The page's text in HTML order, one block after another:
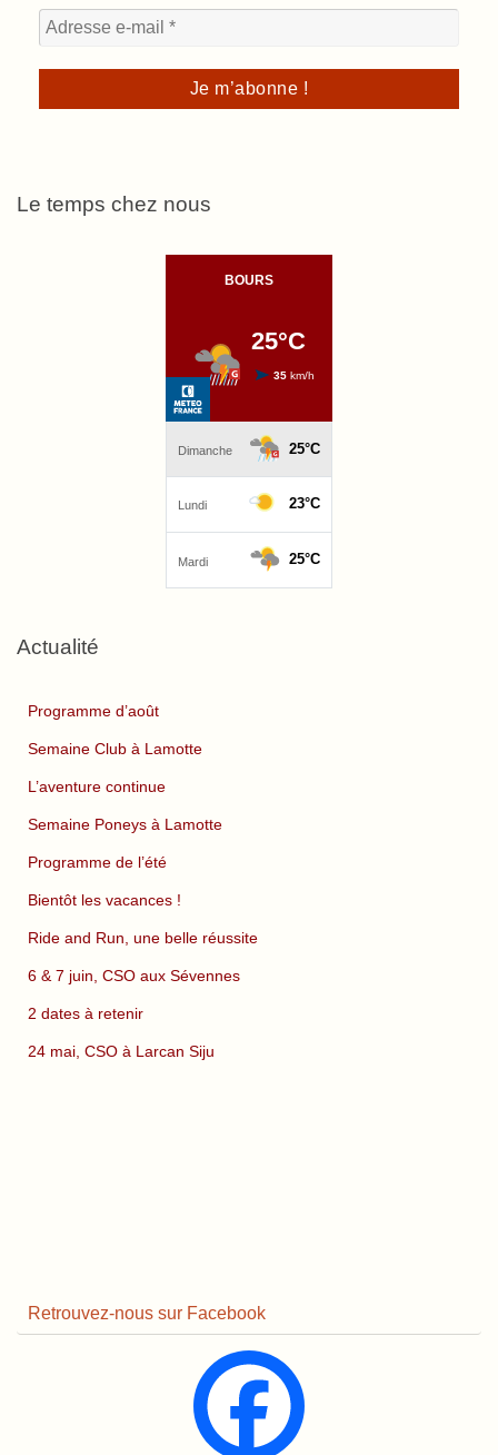
Le temps chez nous
Actualité
Programme d’août
Semaine Club à Lamotte
L’aventure continue
Semaine Poneys à Lamotte
Programme de l’été
Bientôt les vacances !
Ride and Run, une belle réussite
6 & 7 juin, CSO aux Sévennes
2 dates à retenir
24 mai, CSO à Larcan Siju
Retrouvez-nous sur Facebook